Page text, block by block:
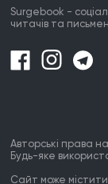
Surgebook -
читачів та
Авторські права
Будь-яке
Сайт може містити